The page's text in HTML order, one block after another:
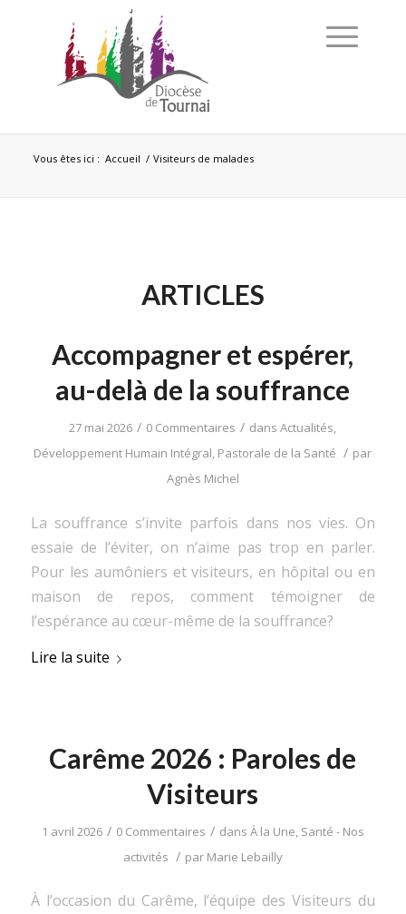
Vous êtes ici : Accueil / Visiteurs de malades
ARTICLES
Accompagner et espérer,
au-delà de la souffrance
27 mai 2026 / 0 Commentaires / dansActualités,
Développement Humain Intégral, Pastorale de la Santé / par
Agnès Michel
La souffrance s’invite parfois dans nos vies. On
essaie de l’éviter, on n’aime pas trop en parler.
Pour les aumôniers et visiteurs, en hôpital ou en
maison de repos, comment témoigner de
l’espérance au cœur-même de la souffrance?
Lire la suite
Carême 2026 : Paroles de
Visiteurs
1 avril 2026 / 0 Commentaires / dans À la Une Santé - Nos
activités / par Marie Lebailly
À l’occasion du Carême, l’équipe des Visiteurs du